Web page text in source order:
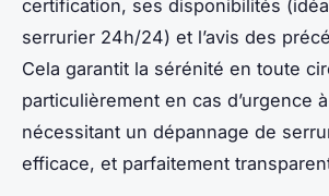
certification, ses disponibilités
serrurier 24h/24) et l’avis des
Cela garantit la sérénité en toute
particulièrement en cas d’urgence
nécessitant un dépannage de
efficace, et parfaitement